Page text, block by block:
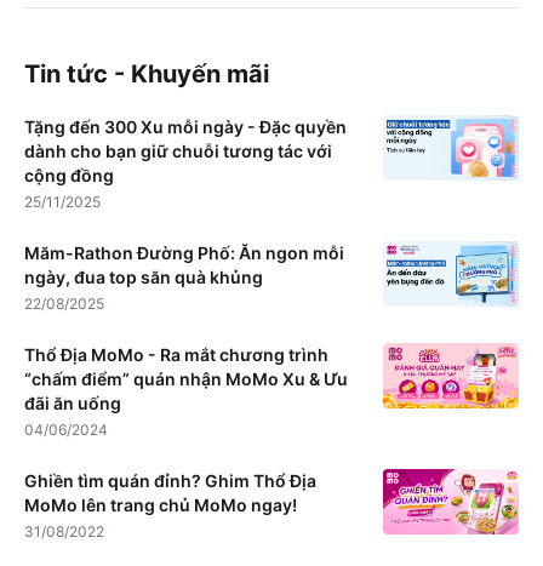
Tin tức - Khuyến mãi
Tặng đến 300 Xu mỗi ngày - Đặc quyền
dành cho bạn giữ chuỗi tương tác với
cộng đồng
25/11/2025
Măm-Rathon Đường Phố: Ăn ngon mỗi
ngày, đua top săn quà khủng
22/08/2025
Thổ Địa MoMo - Ra mắt chương trình
“chấm điểm” quán nhận MoMo Xu & Ưu
đãi ăn uống
04/06/2024
Ghiền tìm quán đỉnh? Ghim Thổ Địa
MoMo lên trang chủ MoMo ngay!
31/08/2022